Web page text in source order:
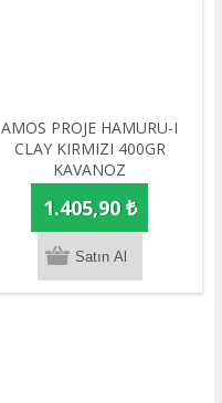
AMOS PROJE HAMURU-I
CLAY KIRMIZI 400GR
KAVANOZ
1.405,90 ₺